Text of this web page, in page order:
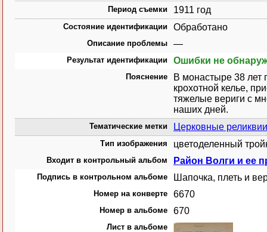
Период съемки 1911 год
Состояние идентификации Обработано
Описание проблемы —
Результат идентификации Ошибки не
Пояснение
В монастыре 38 лет
крохотной келье,
тяжелые вериги с
наших дней.
Тематические метки Церковные реликвии
Тип изображения цветоделенный
Входит в контрольный альбом Район Волги и ее
Подпись в контрольном альбоме Шапочка, плеть и
Номер на конверте 6670
Номер в альбоме 670
Лист в альбоме